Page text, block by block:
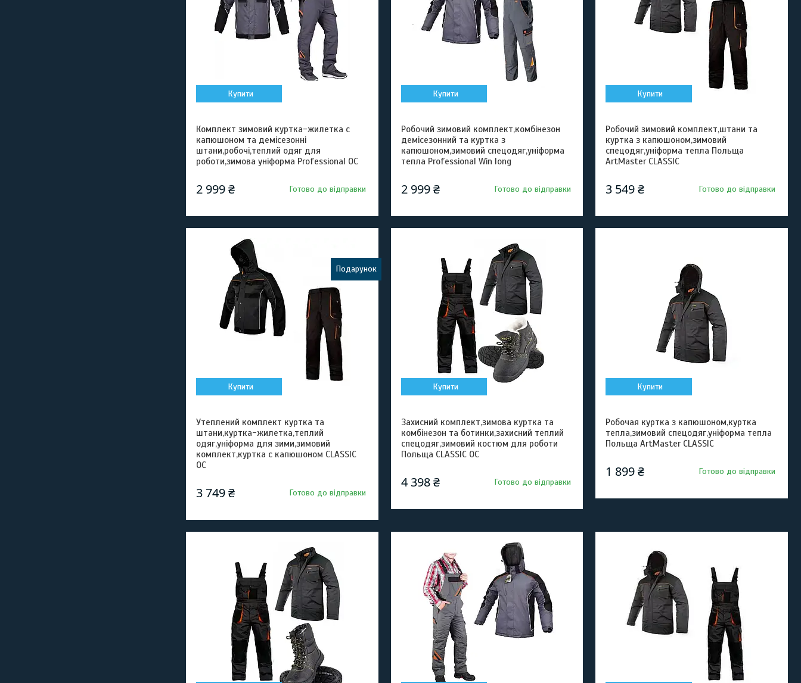
Купити
Комплект зимовий куртка-жилетка с
капюшоном та демісезонні
штани,робочі,теплий одяг для
роботи,зимова уніформа Professional OC
2 999 ₴ Готово до відправки
Купити
Робочий зимовий комплект,комбінезон
демісезонний та куртка з
капюшоном,зимовий спецодяг,уніформа
тепла Professional Win long
2 999 ₴ Готово до відправки
Купити
Робочий зимовий комплект,штани та
куртка з капюшоном,зимовий
спецодяг,уніформа тепла Польща
ArtMaster CLASSIC
3 549 ₴ Готово до відправки
Подарунок
Купити
Утеплений комплект куртка та
штани,куртка-жилетка,теплий
одяг,уніформа для зими,зимовий
комплект,куртка с капюшоном CLASSIC
ОС
3 749 ₴ Готово до відправки
Купити
Захисний комплект,зимова куртка та
комбінезон та ботинки,захисний теплий
спецодяг,зимовий костюм для роботи
Польща CLASSIC ОС
4 398 ₴ Готово до відправки
Купити
Робочая куртка з капюшоном,куртка
тепла,зимовий спецодяг,уніформа тепла
Польща ArtMaster CLASSIC
1 899 ₴ Готово до відправки